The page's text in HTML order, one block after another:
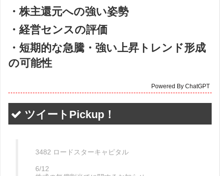
・株主還元への強い姿勢
・経営センスの評価
・短期的な急騰・強い上昇トレンド形成
の可能性
Powered By ChatGPT
ツイートPickup！
3482 ロードスターキャピタル
6/12